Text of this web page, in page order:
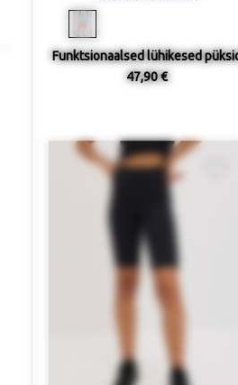
Funktsionaalsed lühikesed
47,90 €